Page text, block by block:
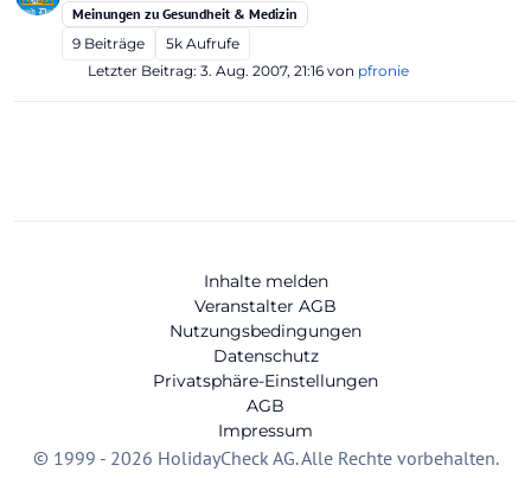
Meinungen zu Gesundheit & Medizin
9 Beiträge 5k Aufrufe
Letzter Beitrag: 3. Aug. 2007, 21:16 von pfronie
Inhalte melden
Veranstalter AGB
Nutzungsbedingungen
Datenschutz
Privatsphäre-Einstellungen
AGB
Impressum
© 1999 - 2026 HolidayCheck AG. Alle Rechte vorbehalten.